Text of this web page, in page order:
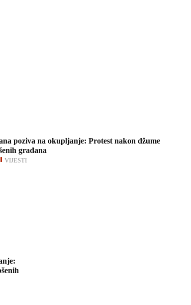
poziva na okupljanje: Protest nakon džume
građana
VIJESTI